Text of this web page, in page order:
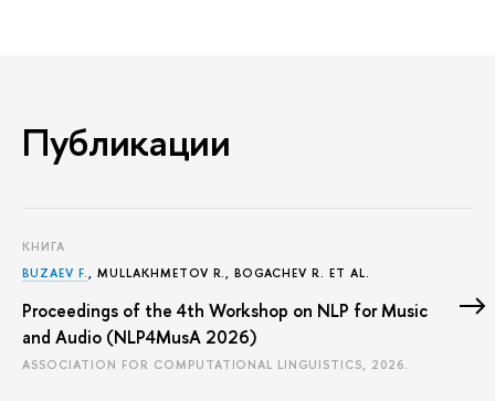
Публикации
КНИГА
BUZAEV F.
, MULLAKHMETOV R., BOGACHEV R. ET AL.
Proceedings of the 4th Workshop on NLP for Music
and Audio (NLP4MusA 2026)
ASSOCIATION FOR COMPUTATIONAL LINGUISTICS, 2026.